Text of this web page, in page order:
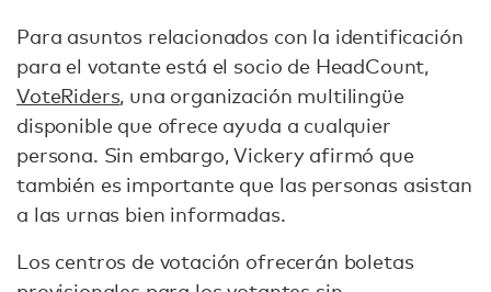
Para asuntos relacionados con la identificación
para el votante está el socio de HeadCount,
VoteRiders, una organización multilingüe
disponible que ofrece ayuda a cualquier
persona. Sin embargo, Vickery afirmó que
también es importante que las personas asistan
a las urnas bien informadas.
Los centros de votación ofrecerán boletas